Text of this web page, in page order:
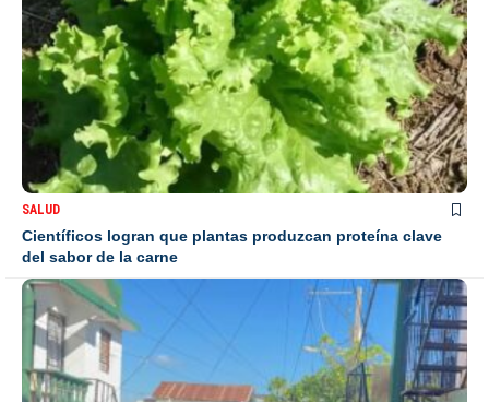
SALUD
Científicos logran que plantas produzcan proteína clave
del sabor de la carne